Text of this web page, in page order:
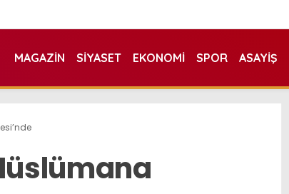
MAGAZIN SIYASET EKONOMI SPOR ASAYIŞ